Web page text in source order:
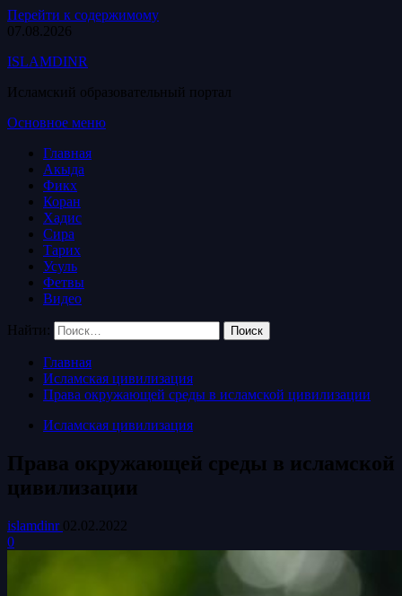
Перейти к содержимому
07.08.2026
ISLAMDINR
Исламский образовательный портал
Основное меню
Главная
Акыда
Фикх
Коран
Хадис
Сира
Тарих
Усуль
Фетвы
Видео
Найти:
Главная
Исламская цивилизация
Права окружающей среды в исламской цивилизации
Исламская цивилизация
Права окружающей среды в исламской
цивилизации
islamdinr 02.02.2022
0